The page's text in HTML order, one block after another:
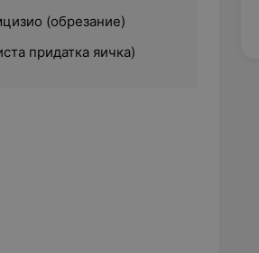
(обрезание)
придатка яичка)